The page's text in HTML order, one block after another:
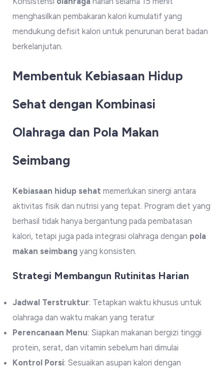
menghasilkan pembakaran kalori kumulatif yang
mendukung defisit kalori untuk penurunan berat badan
berkelanjutan.
Membentuk Kebiasaan Hidup
Sehat dengan Kombinasi
Olahraga dan Pola Makan
Seimbang
Kebiasaan hidup sehat memerlukan sinergi antara
aktivitas fisik dan nutrisi yang tepat. Program diet yang
berhasil tidak hanya bergantung pada pembatasan
kalori, tetapi juga pada integrasi olahraga dengan pola
makan seimbang yang konsisten.
Strategi Membangun Rutinitas Harian
Jadwal Terstruktur: Tetapkan waktu khusus untuk
olahraga dan waktu makan yang teratur
Perencanaan Menu: Siapkan makanan bergizi tinggi
protein, serat, dan vitamin sebelum hari dimulai
Kontrol Porsi: Sesuaikan asupan kalori dengan